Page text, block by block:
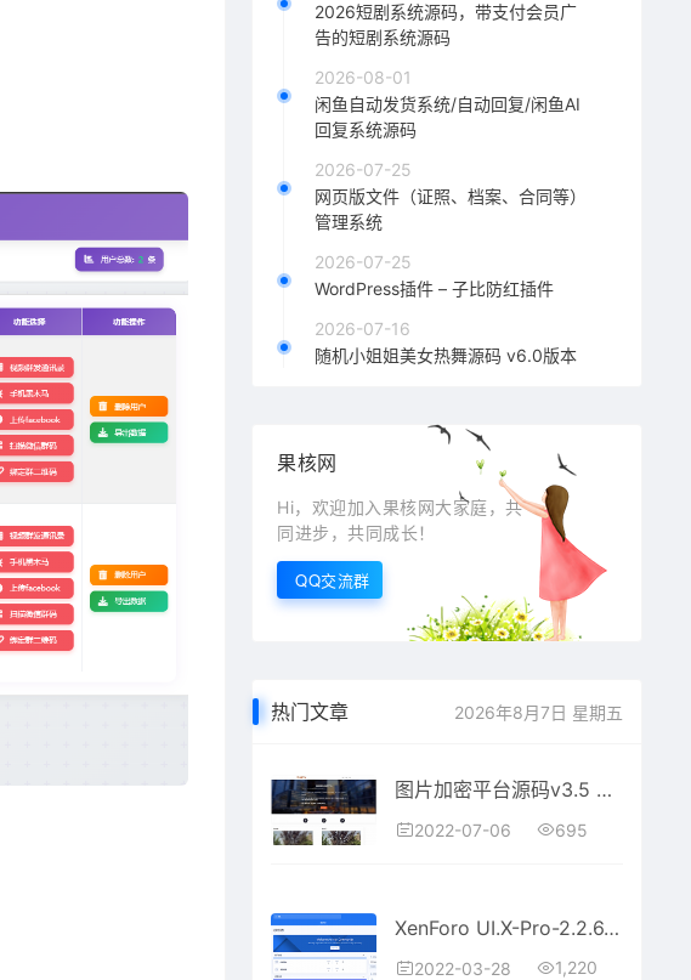
2026短剧系统源码，带支付会员广
告的短剧系统源码
2026-08-01
闲鱼自动发货系统/自动回复/闲鱼AI
回复系统源码
2026-07-25
网页版文件（证照、档案、合同等）
管理系统
2026-07-25
WordPress插件 – 子比防红插件
2026-07-16
随机小姐姐美女热舞源码 v6.0版本
果核网
Hi，欢迎加入果核网大家庭，共
同进步，共同成长！
QQ交流群
热门文章 2026年8月7日 星期五
图片加密平台源码v3.5 在线收款发货系统源码
2022-07-06 695
XenForo UI.X-Pro-2.2.6.0.0 去授权破解版
2022-03-28 1,220